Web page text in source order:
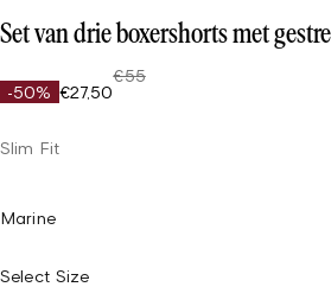
Set van drie boxershorts met
-50% €27,50
€55
Slim Fit
Marine
Select Size